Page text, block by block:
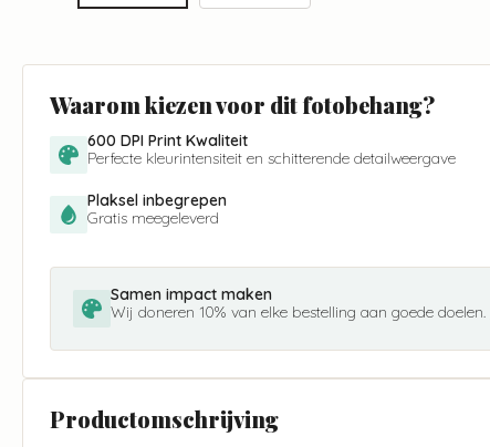
Waarom kiezen voor dit fotobehang?
600 DPI Print Kwaliteit
Perfecte kleurintensiteit en schitterende detailweergave
Plaksel inbegrepen
Gratis meegeleverd
Samen impact maken
Wij doneren 10% van elke bestelling aan goede doelen.
Productomschrijving